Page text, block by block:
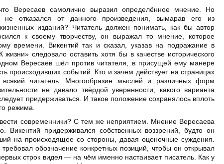
Вересаев самолично выразил определённое мнение. Но
отказался от данного произведения, вымарав его из
изданий? Читатель должен понимать, как бы автор
к своему творчеству, он выражал то мнение, которое
времени. Викентий так и сказал, указав на подражание в
следовало оставить хотя бы в качестве исторического
Вересаев шёл против читателя, в присущей ему манере
происходивших событий. Кто и зачем действует на страницах
читатель. Многообразие мыслей и различных форм
не давало твёрдой уверенности, какого варианта
придерживаться. И такое положение сохранялось вплоть
режима.
современники? С тем же неприятием. Мнение Вересаева
Викентий придерживался собственных воззрений, будто он
на происходящее со стороны, давая оценочные суждения.
обозначение конкретных позиций, чтобы он открывал
строк видел — на чём именно настаивает писатель. Как у